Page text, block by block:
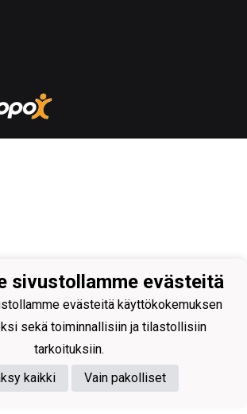
sivustollamme evästeitä
evästeitä käyttökokemuksen
sekä toiminnallisiin ja tilastollisiin
tarkoituksiin.
kaikki
Vain pakolliset